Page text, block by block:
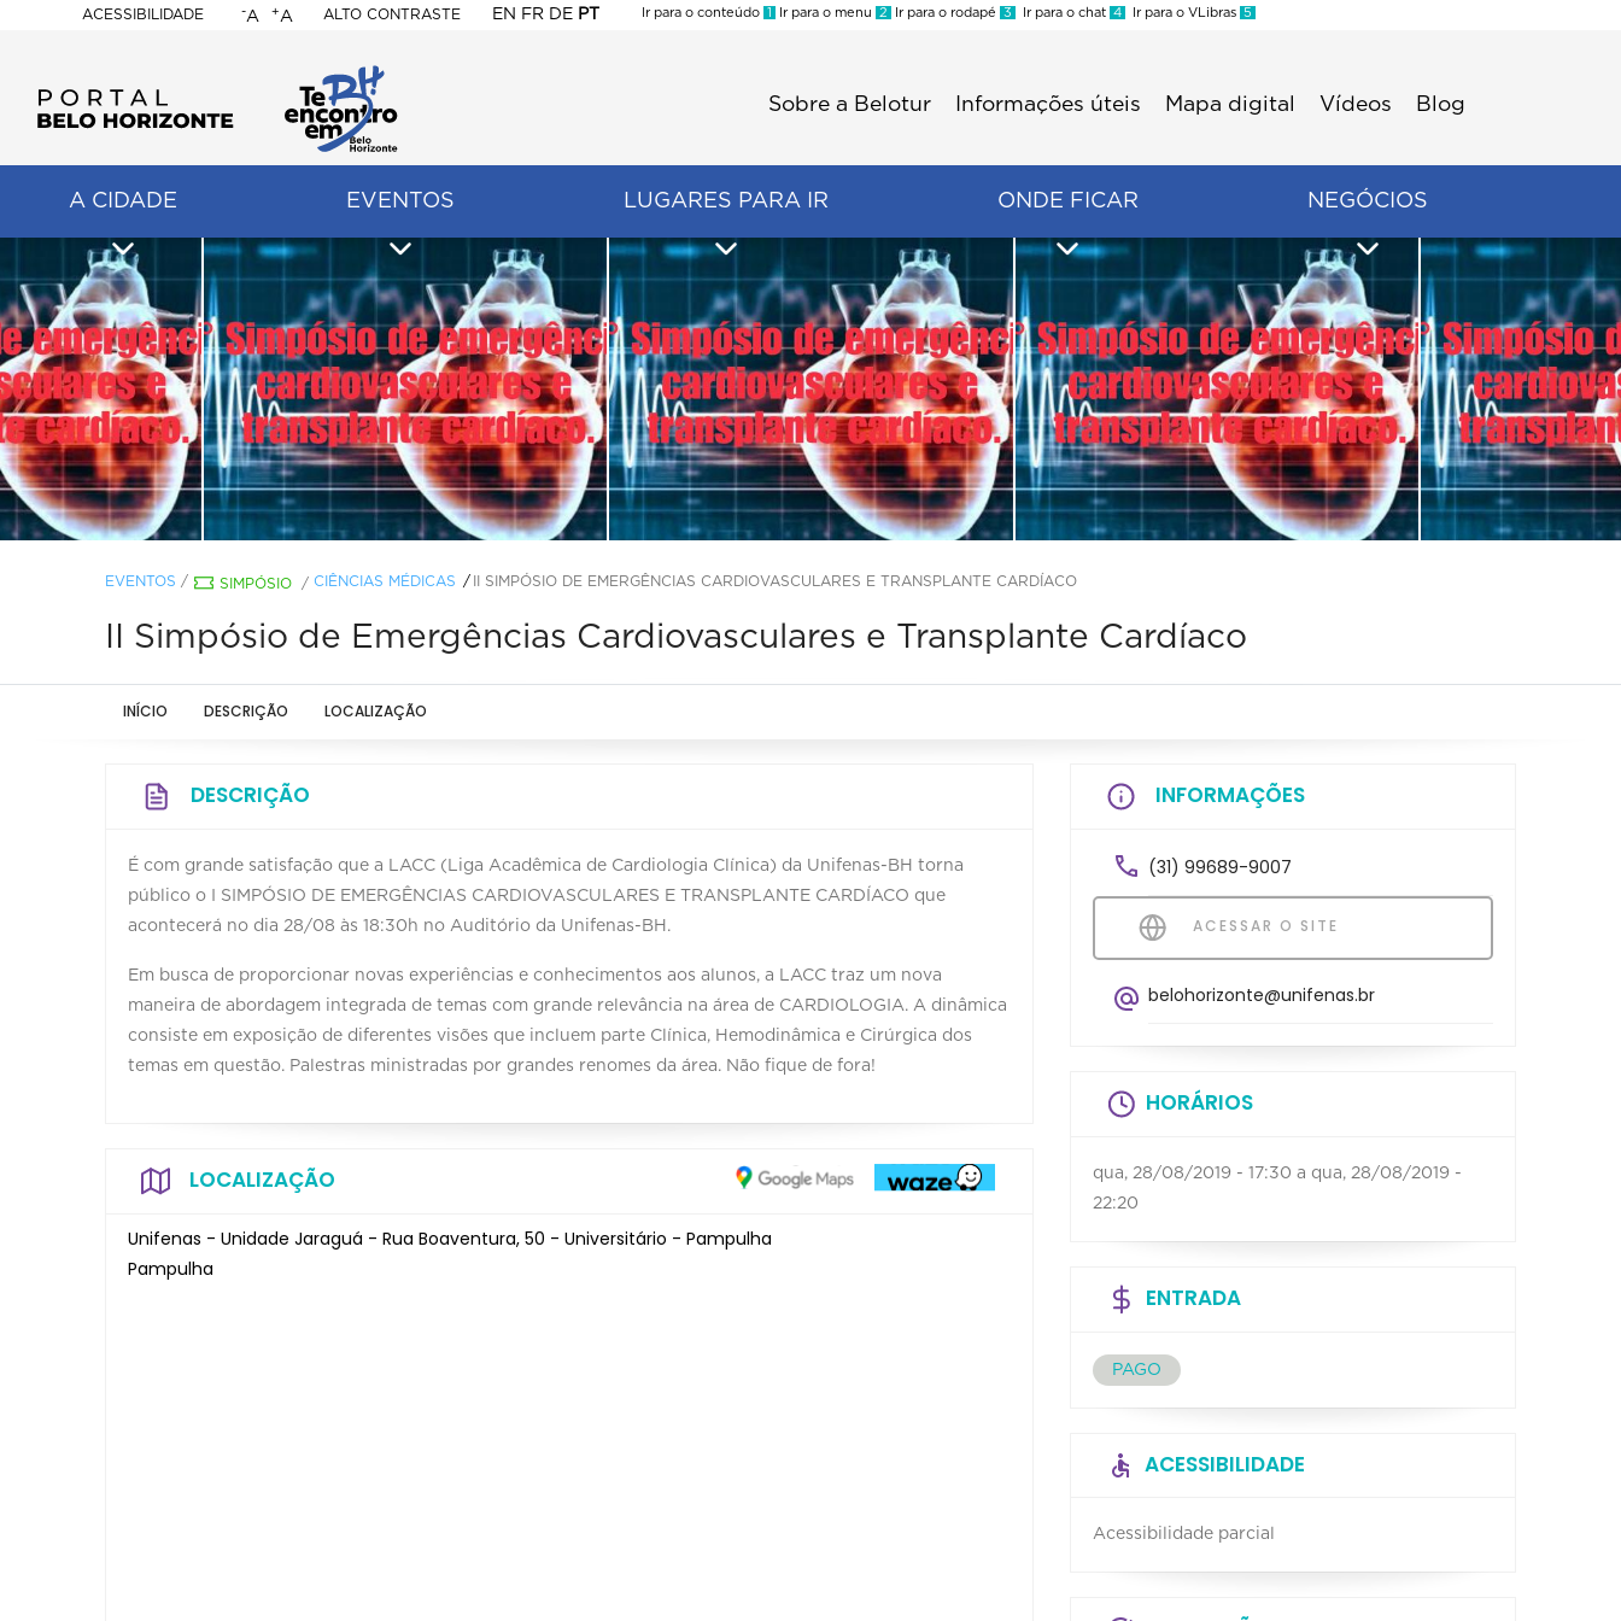
ACESSIBILIDADE
BELO
HORIZONTE
-A +A ALTO CONTRASTE EN FR DE PT
Ir para o conteúdo 1 Ir para o menu 2 Ir para o rodapé 3 Ir para o chat 4 Ir para o VLibras 5
Sobre a Belotur Informações úteis Mapa digital Vídeos Blog
A CIDADE EVENTOS LUGARES PARA IR ONDE FICAR NEGÓCIOS
EVENTOS / SIMPÓSIO / CIÊNCIAS MÉDICAS II SIMPÓSIO DE EMERGÊNCIAS CARDIOVASCULARES E TRANSPLANTE CARDÍACO
II Simpósio de Emergências Cardiovasculares e Transplante Cardíaco
INÍCIO DESCRIÇÃO LOCALIZAÇÃO
DESCRIÇÃO
É com grande satisfação que a LACC (Liga Acadêmica de Cardiologia Clínica) da Unifenas-BH torna
público o I SIMPÓSIO DE EMERGÊNCIAS CARDIOVASCULARES E TRANSPLANTE CARDÍACO que
acontecerá no dia 28/08 às 18:30h no Auditório da Unifenas-BH.
Em busca de proporcionar novas experiências e conhecimentos aos alunos, a LACC traz um nova
maneira de abordagem integrada de temas com grande relevância na área de CARDIOLOGIA. A dinâmica
consiste em exposição de diferentes visões que incluem parte Clínica, Hemodinâmica e Cirúrgica dos
temas em questão. Palestras ministradas por grandes renomes da área. Não fique de fora!
LOCALIZAÇÃO
Unifenas - Unidade Jaraguá - Rua Boaventura, 50 - Universitário - Pampulha
Pampulha
INFORMAÇÕES
(31) 99689-9007
ACESSAR O SITE
belohorizonte@unifenas.br
HORÁRIOS
qua, 28/08/2019 - 17:30 a qua, 28/08/2019 -
22:20
ENTRADA
PAGO
ACESSIBILIDADE
Acessibilidade parcial